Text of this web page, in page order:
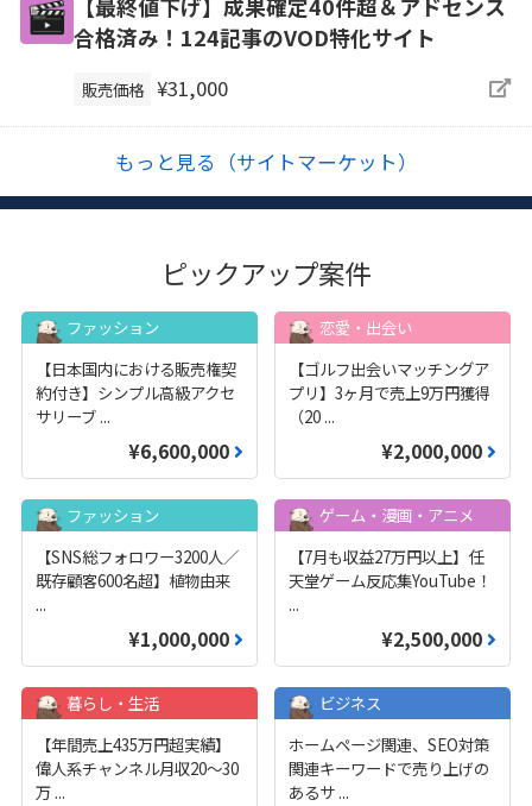
合格済み！124記事のVOD特化サイト
販売価格 ¥31,000
もっと見る（サイトマーケット）
ピックアップ案件
ファッション
【日本国内における販売権契
約付き】シンプル高級アクセ
サリーブ ...
¥6,600,000
恋愛・出会い
【ゴルフ出会いマッチングア
プリ】3ヶ月で売上9万円獲得
（20 ...
¥2,000,000
ファッション
【SNS総フォロワー3200人／
既存顧客600名超】植物由来
...
¥1,000,000
ゲーム・漫画・アニメ
【7月も収益27万円以上】任
天堂ゲーム反応集YouTube！
...
¥2,500,000
暮らし・生活
【年間売上435万円超実績】
偉人系チャンネル月収20～30
万 ...
ビジネス
ホームページ関連、SEO対策
関連キーワードで売り上げの
あるサ ...